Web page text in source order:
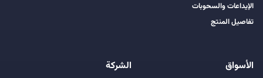
الإيداعات والسحوبات
تفاصيل المنتج
الأسواق الشركة